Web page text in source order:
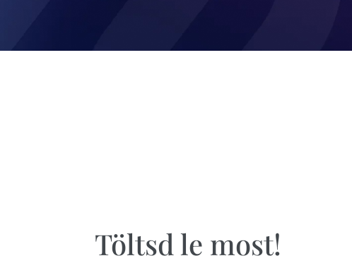
Töltsd le most!